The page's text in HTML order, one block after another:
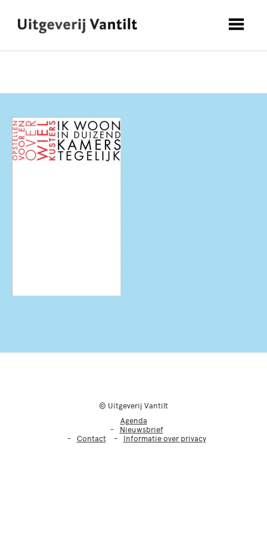
© Uitgeverij Vantilt
Agenda
Nieuwsbrief
Contact
Informatie over privacy